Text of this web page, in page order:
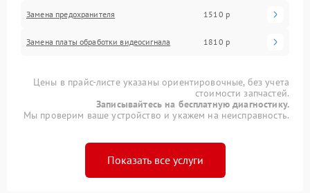
Замена предохранителя 1510 р
Замена платы обработки видеосигнала 1810 р
Цены в прайс-листе указаны ориентировочные, без учета
стоимости запчастей.
Записывайтесь на бесплатную диагностику.
Мы проверим ваше устройство и укажем на неисправность.
Показать все услуги